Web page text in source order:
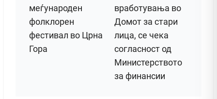
меѓународен
фолклорен
фестивал во Црна
Гора
вработувања во
Домот за стари
лица, се чека
согласност од
Министерството
за финансии